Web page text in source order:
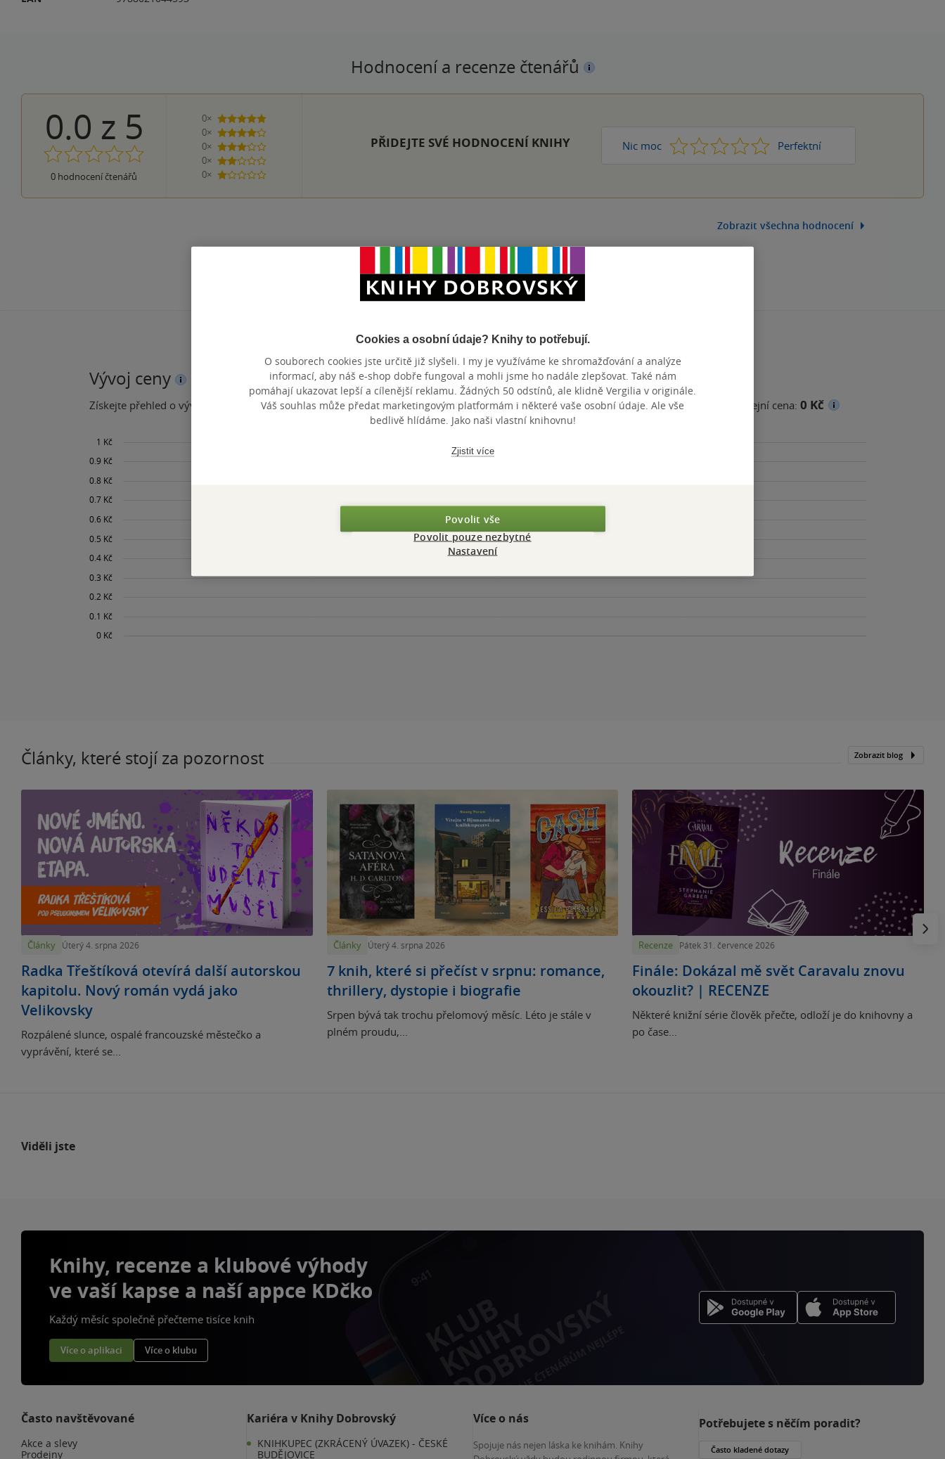
Hodnocení a recenze čtenářů
0.0 z 5
0 hodnocení čtenářů
0×
5 hvězdiček
0×
4 hvězdičky
0×
3 hvězdičky
0×
2 hvězdičky
0×
1 hvezdička
PŘIDEJTE SVÉ HODNOCENÍ KNIHY Nic moc 1 2 3 4 Perfektní
5
Zobrazit všechna hodnocení
Vývoj ceny
Získejte přehled o vývoji ceny za posledních 60 dní. Maloobchodní cena Minimální prodejní cena: 0 Kč
Články, které stojí za pozornost Zobrazit blog
Články Úterý 4. srpna 2026
Radka Třeštíková otevírá další autorskou
kapitolu. Nový román vydá jako
Velikovsky
Rozpálené slunce, ospalé francouzské městečko a
vyprávění, které se...
Články Úterý 4. srpna 2026
7 knih, které si přečíst v srpnu: romance,
thrillery, dystopie i biografie
Srpen bývá tak trochu přelomový měsíc. Léto je stále v
plném proudu,...
Recenze Pátek 31. července 2026
Finále: Dokázal mě svět Caravalu znovu
okouzlit? | RECENZE
Některé knižní série člověk přečte, odloží je do knihovny a
po čase...
Viděli jste
Knihy, recenze a klubové výhody
ve vaší kapse a naší appce KDčko
Každý měsíc společně přečteme tisíce knih
Více o aplikaci Více o klubu
Často navštěvované
Akce a slevy
Prodejny
Kariéra v Knihy Dobrovský
KNIHKUPEC (ZKRÁCENÝ ÚVAZEK) - ČESKÉ
BUDĚJOVICE
Více o nás
Spojuje nás nejen láska ke knihám. Knihy
Potřebujete s něčím poradit?
Často kladené dotazy
Cookies a osobní údaje? Knihy to potřebují.
O souborech cookies jste určitě již slyšeli. I my je využíváme ke shromažďování a analýze
informací, aby náš e-shop dobře fungoval a mohli jsme ho nadále zlepšovat. Také nám
pomáhají ukazovat lepší a cílenější reklamu. Žádných 50 odstínů, ale klidně Vergilia v originále.
Váš souhlas může předat marketingovým platformám i některé vaše osobní údaje. Ale vše
bedlivě hlídáme. Jako naši vlastní knihovnu!
Zjistit více
Povolit vše
Povolit pouze nezbytné
Nastavení